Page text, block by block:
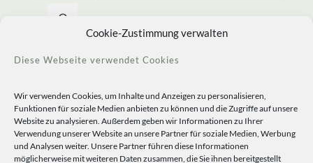
Cookie-Zustimmung verwalten
Diese Webseite verwendet Cookies
Wir verwenden Cookies, um Inhalte und Anzeigen zu personalisieren,
Funktionen für soziale Medien anbieten zu können und die Zugriffe auf unsere
Website zu analysieren. Außerdem geben wir Informationen zu Ihrer
Verwendung unserer Website an unsere Partner für soziale Medien, Werbung
und Analysen weiter. Unsere Partner führen diese Informationen
möglicherweise mit weiteren Daten zusammen, die Sie ihnen bereitgestellt